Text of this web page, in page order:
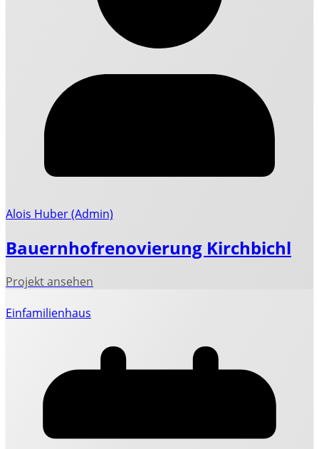
Alois Huber (Admin)
Bauernhofrenovierung Kirchbichl
Einfamilienhaus